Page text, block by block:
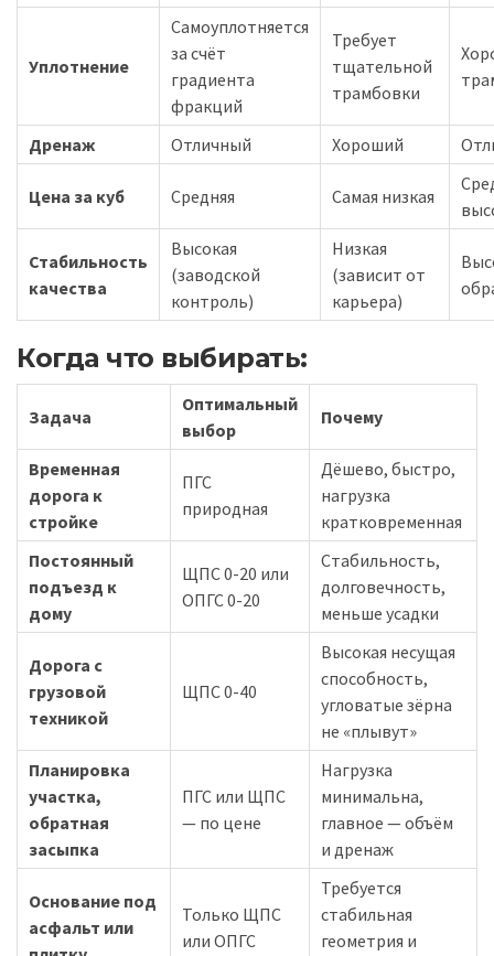
Уплотнение
Самоуплотняется
за счёт
градиента
фракций
Требует
тщательной
трамбовки
Дренаж Отличный Хороший
Цена за куб Средняя Самая низкая
Стабильность
качества
Высокая
(заводской
контроль)
Низкая
(зависит от
карьера)
Когда что выбирать:
Задача
Оптимальный
выбор
Почему
Временная
дорога к
стройке
ПГС
природная
Дёшево, быстро,
нагрузка
кратковременная
Постоянный
подъезд к
дому
ЩПС 0-20 или
ОПГС 0-20
Стабильность,
долговечность,
меньше усадки
Дорога с
грузовой
техникой
ЩПС 0-40
Высокая несущая
способность,
угловатые зёрна
не «плывут»
Планировка
участка,
обратная
засыпка
ПГС или ЩПС
— по цене
Нагрузка
минимальна,
главное — объём
и дренаж
Основание под
асфальт или
Только ЩПС
или ОПГС
Требуется
стабильная
геометрия и